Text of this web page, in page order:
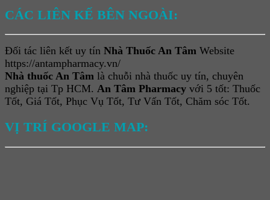
CÁC LIÊN KẾ BÊN NGOÀI:
Đối tác liên kết uy tín Nhà Thuốc An Tâm Website
https://antampharmacy.vn/
Nhà thuốc An Tâm là chuỗi nhà thuốc uy tín, chuyên
nghiệp tại Tp HCM. An Tâm Pharmacy với 5 tốt: Thuốc
Tốt, Giá Tốt, Phục Vụ Tốt, Tư Vấn Tốt, Chăm sóc Tốt.
VỊ TRÍ GOOGLE MAP: